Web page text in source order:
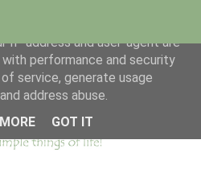
Google to deliver its services
IP address and user-agent are
performance and security
service, generate usage
address abuse.
GOT IT